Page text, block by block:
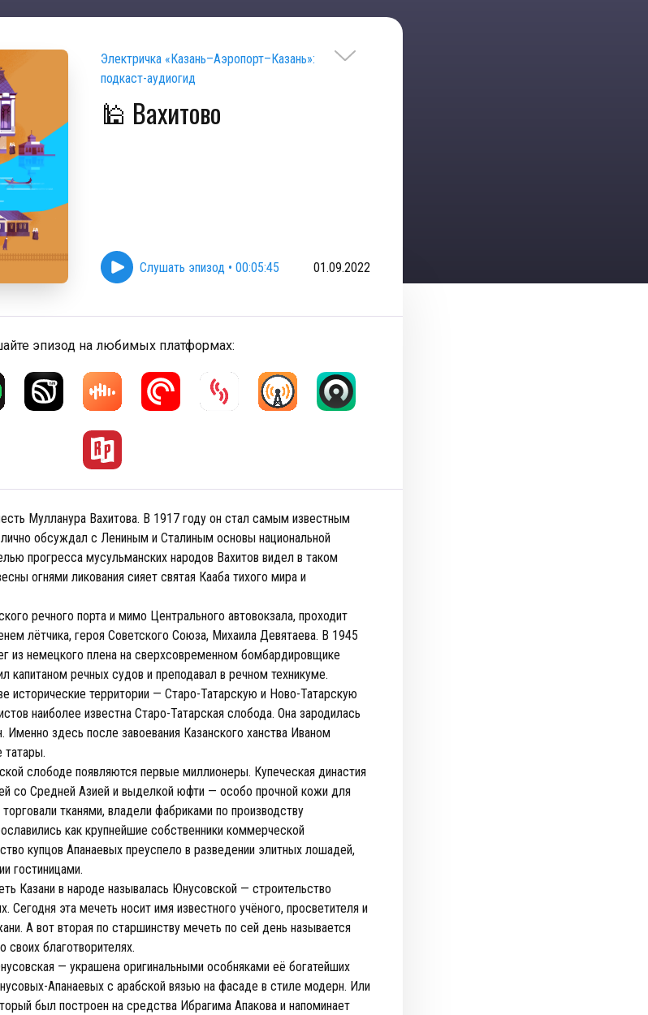
Электричка «Казань–Аэропорт–Казань»:
подкаст-аудиогид
🕌 Вахитово
Слушать эпизод • 00:05:45 01.09.2022
эпизод на любимых платформах:
Мулланура Вахитова. В 1917 году он стал самым известным
обсуждал с Лениным и Сталиным основы национальной
прогресса мусульманских народов Вахитов видел в таком
огнями ликования сияет святая Кааба тихого мира и
речного порта и мимо Центрального автовокзала, проходит
лётчика, героя Советского Союза, Михаила Девятаева. В 1945
из немецкого плена на сверхсовременном бомбардировщике
капитаном речных судов и преподавал в речном техникуме.
исторические территории — Старо-Татарскую и Ново-Татарскую
наиболее известна Старо-Татарская слобода. Она зародилась
Именно здесь после завоевания Казанского ханства Иваном
татары.
слободе появляются первые миллионеры. Купеческая династия
со Средней Азией и выделкой юфти — особо прочной кожи для
тканями, владели фабриками по производству
как крупнейшие собственники коммерческой
купцов Апанаевых преуспело в разведении элитных лошадей,
гостиницами.
Казани в народе называлась Юнусовской — строительство
Сегодня эта мечеть носит имя известного учёного, просветителя и
А вот вторая по старшинству мечеть по сей день называется
своих благотворителях.
— украшена оригинальными особняками её богатейших
Апанаевых с арабской вязью на фасаде в стиле модерн. Или
был построен на средства Ибрагима Апакова и напоминает